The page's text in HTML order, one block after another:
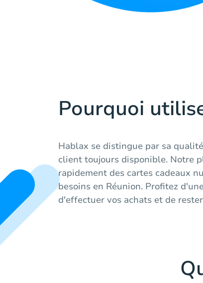
Pourquoi
Hablax se distingue par sa
client toujours disponible. Notre
rapidement des cartes cadeaux
besoins en Réunion. Profitez
d'effectuer vos achats et de